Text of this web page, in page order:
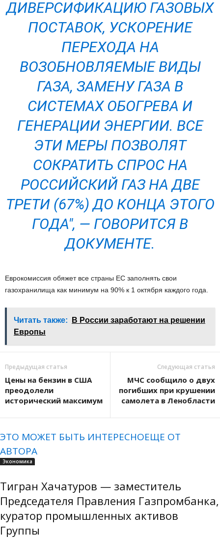
ДИВЕРСИФИКАЦИЮ ГАЗОВЫХ
ПОСТАВОК, УСКОРЕНИЕ
ПЕРЕХОДА НА
ВОЗОБНОВЛЯЕМЫЕ ВИДЫ
ГАЗА, ЗАМЕНУ ГАЗА В
СИСТЕМАХ ОБОГРЕВА И
ГЕНЕРАЦИИ ЭНЕРГИИ. ВСЕ
ЭТИ МЕРЫ ПОЗВОЛЯТ
СОКРАТИТЬ СПРОС НА
РОССИЙСКИЙ ГАЗ НА ДВЕ
ТРЕТИ (67%) ДО КОНЦА ЭТОГО
ГОДА", — ГОВОРИТСЯ В
ДОКУМЕНТЕ.
Еврокомиссия обяжет все страны ЕС заполнять свои
газохранилища как минимум на 90% к 1 октября каждого года.
Читать также:
В России заработают на решении
Европы
Предыдущая статья
Цены на бензин в США
преодолели
исторический максимум
Следующая статья
МЧС сообщило о двух
погибших при крушении
самолета в Ленобласти
ЭТО МОЖЕТ БЫТЬ ИНТЕРЕСНОЕЩЕ ОТ
АВТОРА
Экономика
Тигран Хачатуров — заместитель
Председателя Правления Газпромбанка,
куратор промышленных активов
Группы